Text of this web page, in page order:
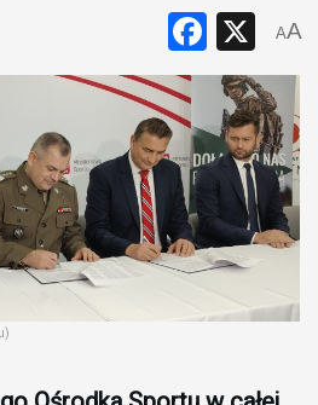
X
AA